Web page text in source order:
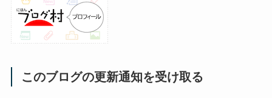
このブログの更新通知を受け取る